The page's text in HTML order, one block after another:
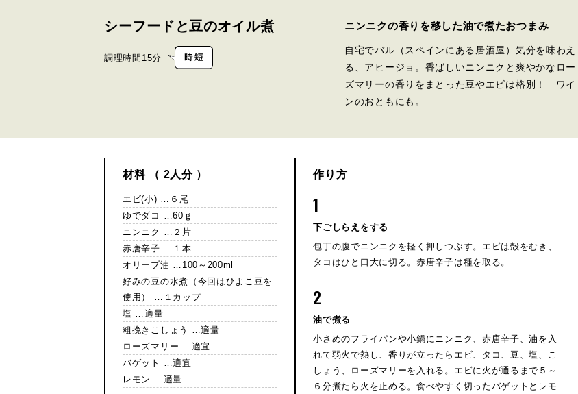
シーフードと豆のオイル煮
調理時間 15分
ニンニクの香りを移した油で煮たおつまみ
自宅でバル（スペインにある居酒屋）気分を味わえ
る、アヒージョ。香ばしいニンニクと爽やかなロー
ズマリーの香りをまとった豆やエビは格別！ ワイ
ンのおともにも。
材料 （ 2人分 ）
エビ(小) …６尾
ゆでダコ …60ｇ
ニンニク …２片
赤唐辛子 …１本
オリーブ油 …100～200ml
好みの豆の水煮（今回はひよこ豆を
使用） …１カップ
塩 …適量
粗挽きこしょう …適量
ローズマリー …適宜
バゲット …適宜
レモン …適量
作り方
1
下ごしらえをする
包丁の腹でニンニクを軽く押しつぶす。エビは殻をむき、
タコはひと口大に切る。赤唐辛子は種を取る。
2
油で煮る
小さめのフライパンや小鍋にニンニク、赤唐辛子、油を入
れて弱火で熱し、香りが立ったらエビ、タコ、豆、塩、こ
しょう、ローズマリーを入れる。エビに火が通るまで５～
６分煮たら火を止める。食べやすく切ったバゲットとレモ